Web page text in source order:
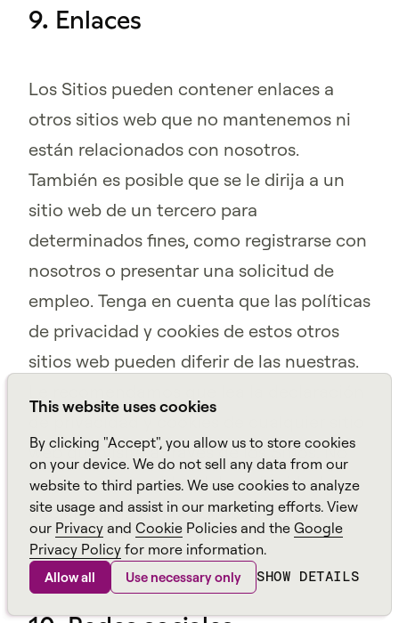
This website uses cookies
By clicking "Accept", you allow us to store cookies
on your device. We do not sell any data from our
website to third parties. We use cookies to analyze
site usage and assist in our marketing efforts. View
our Privacy and Cookie Policies and the Google
Privacy Policy for more information.
Allow all Use necessary only SHOW DETAILS
9. Enlaces
Los Sitios pueden contener enlaces a
otros sitios web que no mantenemos ni
están relacionados con nosotros.
También es posible que se le dirija a un
sitio web de un tercero para
determinados fines, como registrarse con
nosotros o presentar una solicitud de
empleo. Tenga en cuenta que las políticas
de privacidad y cookies de estos otros
sitios web pueden diferir de las nuestras.
web que visite a través de los Sitios. No
somos responsables del contenido, las
declaraciones o las políticas de dichos
sitios web de terceros.